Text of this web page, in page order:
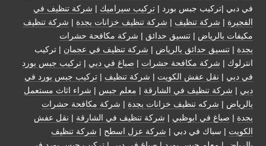
في دبي |تركيب جبس بورد | تركيب سيراميك | شركة تنظيف في
الفجيرة | شركة تنظيف | شركة تنظيف خزانات بجدة | شركة تنظيف
مكيفات بالرياض | تنسيق حدائق | شركة مكافحة حشرات
بجدة | تنسيق حدائق بالرياض | شركة تنظيف في عجمان | تركيب
انترلوك | شركة مكافحة حشرات | صباغ في دبي | تركيب جبس بورد
في دبي | نقل عفش الكويت | شركة تنظيف | تركيب جبس بورد في
دبي | شركة تنظيف في الشارقة | معلم جبس | شراء اثاث مستعمل
بالرياض | شركه تنظيف خزانات بجدة | شركة مكافحة حشرات
بجدة | صباغ في ابوظبي | شركة تنظيف في الشارقة | نقل عفش
الكويت | سباك في دبي | شركة عزل اسطح | شركة تنظيف